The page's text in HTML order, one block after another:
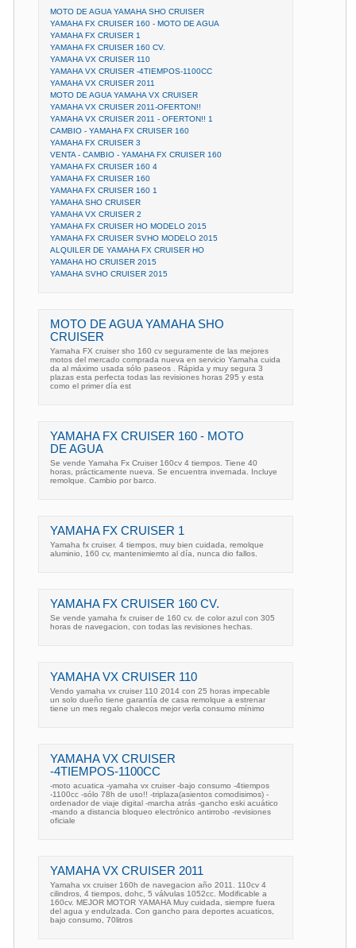
MOTO DE AGUA YAMAHA SHO CRUISER
YAMAHA FX CRUISER 160 - MOTO DE AGUA
YAMAHA FX CRUISER 1
YAMAHA FX CRUISER 160 CV.
YAMAHA VX CRUISER 110
YAMAHA VX CRUISER -4TIEMPOS-1100CC
YAMAHA VX CRUISER 2011
MOTO DE AGUA YAMAHA VX CRUISER
YAMAHA VX CRUISER 2011-OFERTON!!
YAMAHA VX CRUISER 2011 - OFERTON!! 1
CAMBIO - YAMAHA FX CRUISER 160
YAMAHA FX CRUISER 3
VENTA - CAMBIO - YAMAHA FX CRUISER 160
YAMAHA FX CRUISER 160 4
YAMAHA FX CRUISER 160
YAMAHA FX CRUISER 160 1
YAMAHA SHO CRUISER
YAMAHA VX CRUISER 2
YAMAHA FX CRUISER HO MODELO 2015
YAMAHA FX CRUISER SVHO MODELO 2015
ALQUILER DE YAMAHA FX CRUISER HO
YAMAHA HO CRUISER 2015
YAMAHA SVHO CRUISER 2015
MOTO DE AGUA YAMAHA SHO
CRUISER
Yamaha FX cruiser sho 160 cv seguramente de las mejores
motos del mercado comprada nueva en servicio Yamaha cuida
da al máximo usada sólo paseos . Rápida y muy segura 3
plazas esta perfecta todas las revisiones horas 295 y esta
como el primer día est
YAMAHA FX CRUISER 160 - MOTO
DE AGUA
Se vende Yamaha Fx Cruiser 160cv 4 tiempos. Tiene 40
horas, prácticamente nueva. Se encuentra invernada. Incluye
remolque. Cambio por barco.
YAMAHA FX CRUISER 1
Yamaha fx cruiser. 4 tiempos, muy bien cuidada, remolque
aluminio, 160 cv, mantenimiemto al día, nunca dio fallos.
YAMAHA FX CRUISER 160 CV.
Se vende yamaha fx cruiser de 160 cv. de color azul con 305
horas de navegacion, con todas las revisiones hechas.
YAMAHA VX CRUISER 110
Vendo yamaha vx cruiser 110 2014 con 25 horas impecable
un solo dueño tiene garantía de casa remolque a estrenar
tiene un mes regalo chalecos mejor verla consumo mínimo
YAMAHA VX CRUISER
-4TIEMPOS-1100CC
-moto acuatica -yamaha vx cruiser -bajo consumo -4tiempos
-1100cc -sólo 78h de uso!! -triplaza(asientos comodisimos) -
ordenador de viaje digital -marcha atrás -gancho eski acuático
-mando a distancia bloqueo electrónico antirrobo -revisiones
oficiale
YAMAHA VX CRUISER 2011
Yamaha vx cruiser 160h de navegacion año 2011. 110cv 4
cilindros, 4 tiempos, dohc, 5 válvulas 1052cc. Modificable a
160cv. MEJOR MOTOR YAMAHA Muy cuidada, siempre fuera
del agua y endulzada. Con gancho para deportes acuaticos,
bajo consumo, 70litros